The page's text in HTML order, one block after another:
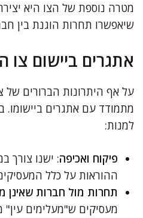
מטרה נוספת של הצו היא
שיאפשרו תחרות הוגנת בין
אתגרים ביישום צו
על אף היתרונות הברורים
מתמודד עם אתגרים ביישומו.
למנות:
פיקוח ואכיפה: ישנו צורך
ההוראות על כלל
תחרות מול חברות שאינן
מעסיקים ש"מעלימים עין"